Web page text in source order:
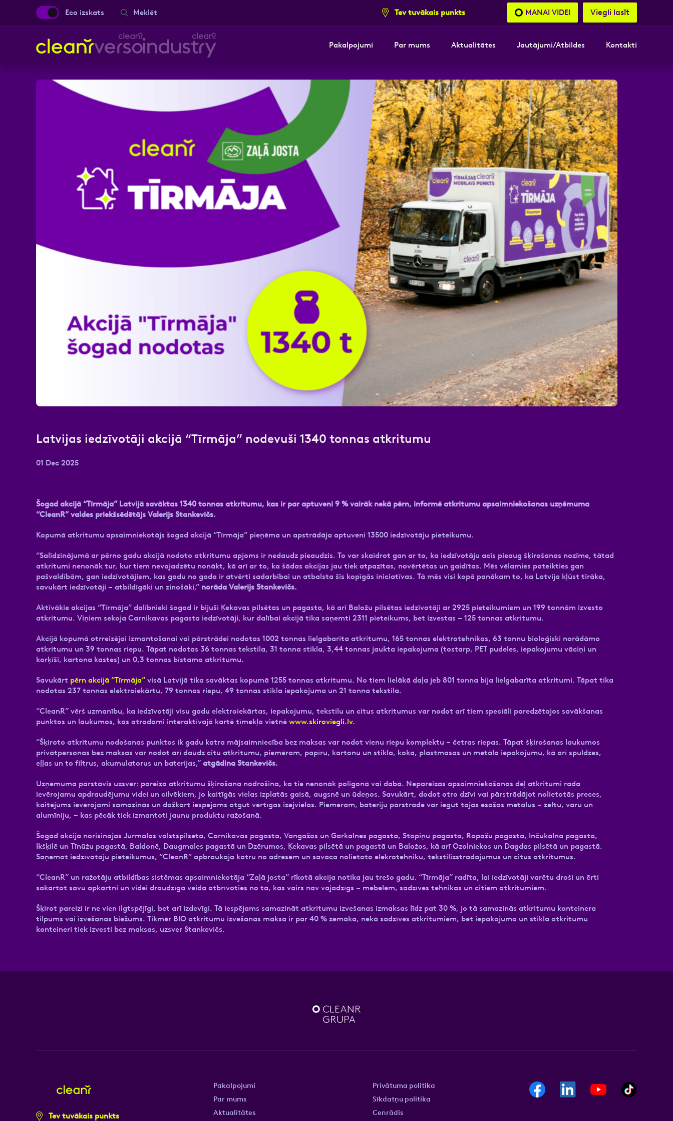
Eco izskats Meklēt Tev tuvākais punkts MANAI VIDEI Viegli lasīt
Pakalpojumi Par mums Aktualitātes Jautājumi/Atbildes Kontakti
Latvijas iedzīvotāji akcijā “Tīrmāja” nodevuši 1340 tonnas atkritumu
01 Dec 2025
Šogad akcijā “Tīrmāja” Latvijā savāktas 1340 tonnas atkritumu, kas ir par aptuveni 9 % vairāk nekā pērn, informē atkritumu apsaimniekošanas uzņēmuma
“CleanR” valdes priekšsēdētājs Valerijs Stankevičs.
Kopumā atkritumu apsaimniekotājs šogad akcijā “Tīrmāja” pieņēma un apstrādāja aptuveni 13500 iedzīvotāju pieteikumu.
“Salīdzinājumā ar pērno gadu akcijā nodoto atkritumu apjoms ir nedaudz pieaudzis. To var skaidrot gan ar to, ka iedzīvotāju acīs pieaug šķirošanas nozīme, tātad
atkritumi nenonāk tur, kur tiem nevajadzētu nonākt, kā arī ar to, ka šādas akcijas jau tiek atpazītas, novērtētas un gaidītas. Mēs vēlamies pateikties gan
pašvaldībām, gan iedzīvotājiem, kas gadu no gada ir atvērti sadarbībai un atbalsta šīs kopīgās iniciatīvas. Tā mēs visi kopā panākam to, ka Latvija kļūst tīrāka,
savukārt iedzīvotāji – atbildīgāki un zinošāki,” norāda Valerijs Stankevičs.
Aktīvākie akcijas “Tīrmāja” dalībnieki šogad ir bijuši Ķekavas pilsētas un pagasta, kā arī Baložu pilsētas iedzīvotāji ar 2925 pieteikumiem un 199 tonnām izvesto
atkritumu. Viņiem sekoja Carnikavas pagasta iedzīvotāji, kur dalībai akcijā tika saņemti 2311 pieteikums, bet izvestas – 125 tonnas atkritumu.
Akcijā kopumā otrreizējai izmantošanai vai pārstrādei nodotas 1002 tonnas lielgabarīta atkritumu, 165 tonnas elektrotehnikas, 63 tonnu bioloģiski norādāmo
atkritumu un 39 tonnas riepu. Tāpat nodotas 36 tonnas tekstila, 31 tonna stikla, 3,44 tonnas jaukta iepakojuma (tostarp, PET pudeles, iepakojumu vāciņi un
korķīši, kartona kastes) un 0,3 tonnas bīstamo atkritumu.
Savukārt pērn akcijā “Tīrmāja” visā Latvijā tika savāktas kopumā 1255 tonnas atkritumu. No tiem lielākā daļa jeb 801 tonna bija lielgabarīta atkritumi. Tāpat tika
nodotas 237 tonnas elektroiekārtu, 79 tonnas riepu, 49 tonnas stikla iepakojuma un 21 tonna tekstila.
“CleanR” vērš uzmanību, ka iedzīvotāji visu gadu elektroiekārtas, iepakojumu, tekstilu un citus atkritumus var nodot arī tiem speciāli paredzētajos savākšanas
punktos un laukumos, kas atrodami interaktīvajā kartē tīmekļa vietnē www.skiroviegli.lv.
“Šķiroto atkritumu nodošanas punktos ik gadu katra mājsaimniecība bez maksas var nodot vienu riepu komplektu – četras riepas. Tāpat šķirošanas laukumos
privātpersonas bez maksas var nodot arī daudz citu atkritumu, piemēram, papīru, kartonu un stikla, koka, plastmasas un metāla iepakojumu, kā arī spuldzes,
eļļas un to filtrus, akumulatorus un baterijas,” atgādina Stankevičs.
Uzņēmuma pārstāvis uzsver: pareiza atkritumu šķirošana nodrošina, ka tie nenonāk poligonā vai dabā. Nepareizas apsaimniekošanas dēļ atkritumi rada
ievērojamu apdraudējumu videi un cilvēkiem, jo kaitīgās vielas izplatās gaisā, augsnē un ūdeņos. Savukārt, dodot otro dzīvi vai pārstrādājot nolietotās preces,
kaitējums ievērojami samazinās un dažkārt iespējams atgūt vērtīgas izejvielas. Piemēram, bateriju pārstrādē var iegūt tajās esošos metālus – zeltu, varu un
alumīniju, – kas pēcāk tiek izmantoti jaunu produktu ražošanā.
Šogad akcija norisinājās Jūrmalas valstspilsētā, Carnikavas pagastā, Vangažos un Garkalnes pagastā, Stopiņu pagastā, Ropažu pagastā, Inčukalna pagastā,
Ikšķilē un Tīnūžu pagastā, Baldonē, Daugmales pagastā un Dzērumos, Ķekavas pilsētā un pagastā un Baložos, kā arī Ozolniekos un Dagdas pilsētā un pagastā.
Saņemot iedzīvotāju pieteikumus, “CleanR” apbraukāja katru no adresēm un savāca nolietoto elekrotehniku, tekstilizstrādājumus un citus atkritumus.
“CleanR” un ražotāju atbildības sistēmas apsaimniekotāja “Zaļā josta” rīkotā akcija notika jau trešo gadu. “Tīrmāja” radīta, lai iedzīvotāji varētu droši un ērti
sakārtot savu apkārtni un videi draudzīgā veidā atbrīvoties no tā, kas vairs nav vajadzīgs – mēbelēm, sadzīves tehnikas un citiem atkritumiem.
Šķirot pareizi ir ne vien ilgtspējīgi, bet arī izdevīgi. Tā iespējams samazināt atkritumu izvešanas izmaksas līdz pat 30 %, jo tā samazinās atkritumu konteinera
tilpums vai izvešanas biežums. Tikmēr BIO atkritumu izvešanas maksa ir par 40 % zemāka, nekā sadzīves atkritumiem, bet iepakojuma un stikla atkritumu
konteineri tiek izvesti bez maksas, uzsver Stankevičs.
Vārds, Uzvārds E-pasts Kontakttālrunis
Atzīmējiet, ka piekrītat personas datu apstrādei.Vairāk
Tev tuvākais punkts
Pakalpojumi
Par mums
Aktualitātes
Privātuma politika
Sīkdatņu politika
Cenrādis